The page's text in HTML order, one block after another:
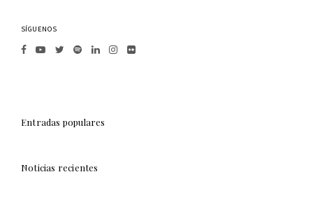
SÍGUENOS
Entradas populares
Noticias recientes